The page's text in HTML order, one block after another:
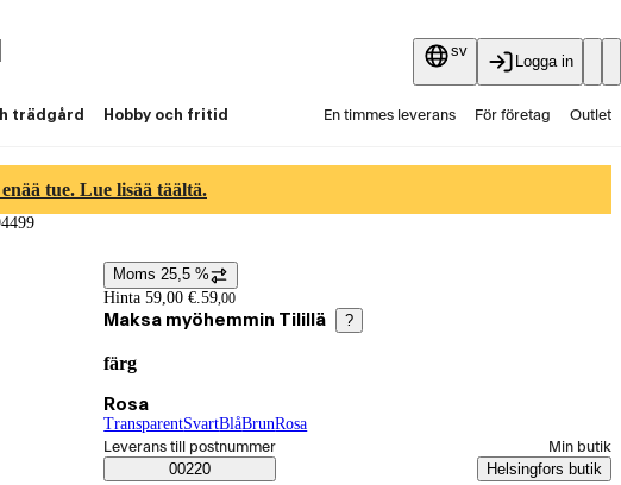
sv
Logga in
trädgård Hobby och fritid En timmes leverans För företag Outlet
tue. Lue lisää täältä.
Prisinformation
Moms 25,5 %
Hinta 59,00 €.59,00
Maksa myöhemmin Tilillä ?
färg
Nuvarande val Rosa
Rosa
Transparent(färg)
Svart(färg)
Blå(färg)
Brun(färg
Rosa
Saatavuustiedot
Välj beställningssätt
Leverans till postnummer
00220
Min butik
Helsingfors butik